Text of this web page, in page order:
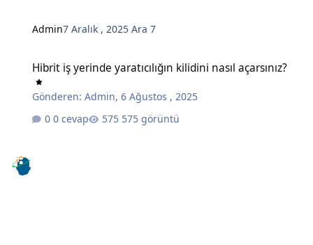
Admin7 Aralık , 2025Ara 7
Hibrit iş yerinde yaratıcılığın kilidini nasıl açarsınız?
Gönderen:Admin,6 Ağustos , 2025
0 cevap
575 görüntü